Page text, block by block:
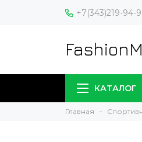
+7(343)219-94-
КАТАЛОГ
Главная